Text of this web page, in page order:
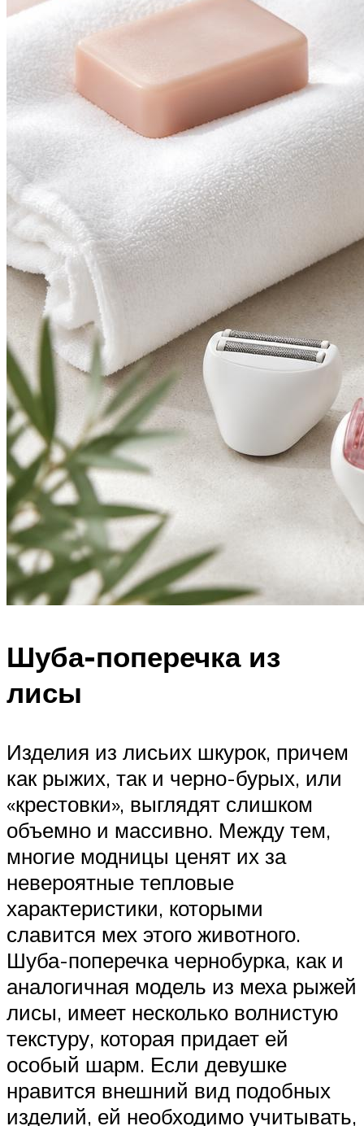
Шуба-поперечка из
лисы
Изделия из лисьих шкурок, причем
как рыжих, так и черно-бурых, или
«крестовки», выглядят слишком
объемно и массивно. Между тем,
многие модницы ценят их за
невероятные тепловые
характеристики, которыми
славится мех этого животного.
Шуба-поперечка чернобурка, как и
аналогичная модель из меха рыжей
лисы, имеет несколько волнистую
текстуру, которая придает ей
особый шарм. Если девушке
нравится внешний вид подобных
изделий, ей необходимо учитывать,